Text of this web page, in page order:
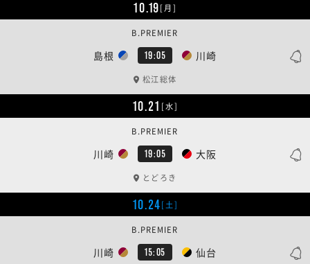
10.19[月]
島根 19:05 川崎
B.PREMIER
松江総体
10.21 [水]
川崎 19:05 大阪
B.PREMIER
とどろき
10.24[土]
川崎 15:05 仙台
B.PREMIER